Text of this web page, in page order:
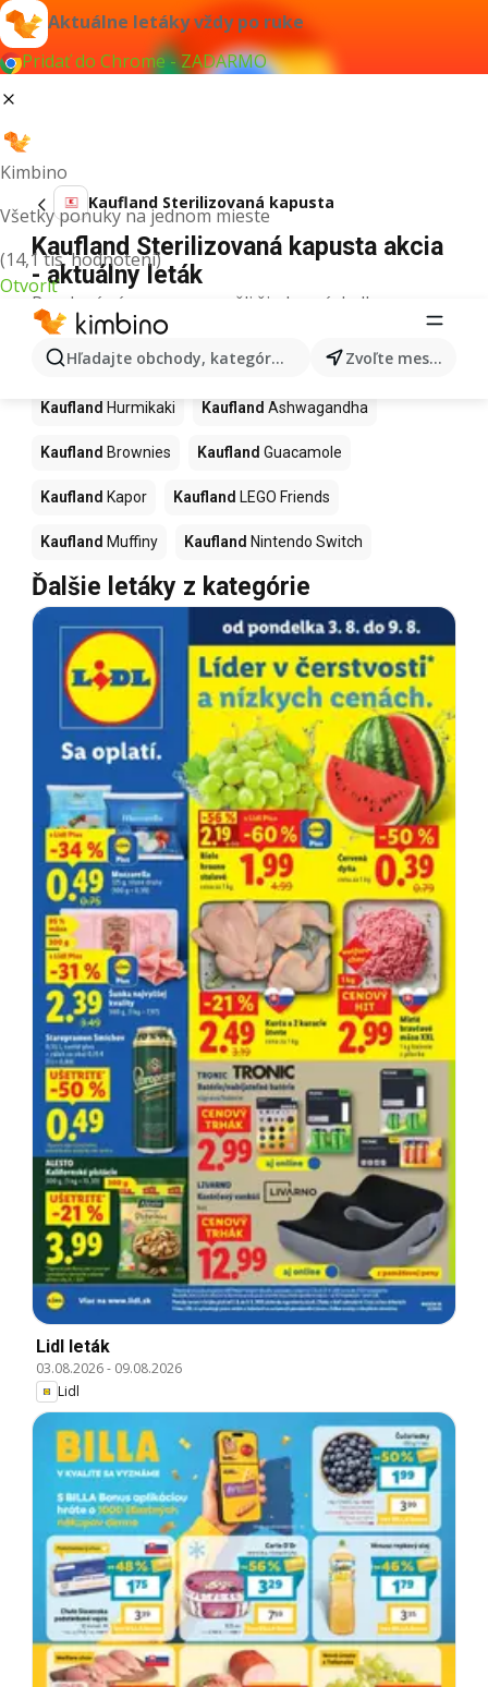
Aktuálne letáky vždy po ruke
Pridať do Chrome - ZADARMO
Kimbino
Všetky ponuky na jednom mieste
(14,1 tis. hodnotení)
Otvoriť
Hľadajte obchody, kategórie, produkty... Zvoľte mesto
Kaufland Sterilizovaná kapusta
Kaufland Sterilizovaná kapusta akcia
- aktuálny leták
Pre daný výraz sme nenašli žiadne výsledky.
Ďalšie produkty v obchodoch
Kaufland
Kaufland Hurmikaki Kaufland Ashwagandha
Kaufland Brownies Kaufland Guacamole
Kaufland Kapor Kaufland LEGO Friends
Kaufland Muffiny Kaufland Nintendo Switch
Ďalšie letáky z kategórie
Lidl leták
03.08.2026- 09.08.2026
Lidl